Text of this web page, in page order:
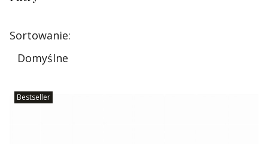
Lista produktów
Sortowanie:
Domyślne
Bestseller